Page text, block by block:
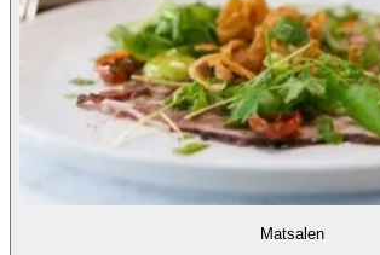
Matsalen